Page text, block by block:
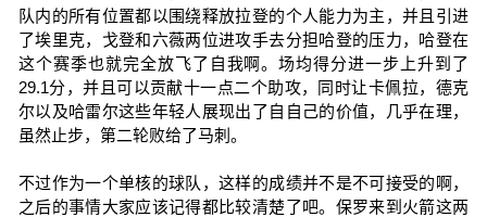
队内的所有位置都以围绕释放拉登的个人能力为主，并且引进
了埃里克，戈登和六薇两位进攻手去分担哈登的压力，哈登在
这个赛季也就完全放飞了自我啊。场均得分进一步上升到了
29.1分，并且可以贡献十一点二个助攻，同时让卡佩拉，德克
尔以及哈雷尔这些年轻人展现出了自自己的价值，几乎在理，
虽然止步，第二轮败给了马刺。
不过作为一个单核的球队，这样的成绩并不是不可接受的啊，
之后的事情大家应该记得都比较清楚了吧。保罗来到火箭这两